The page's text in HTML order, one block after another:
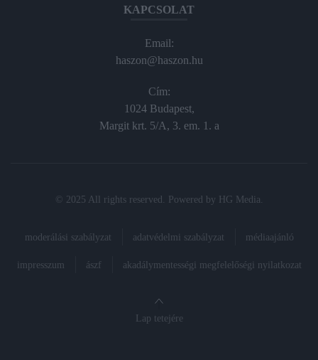
KAPCSOLAT
Email:
haszon@haszon.hu
Cím:
1024 Budapest,
Margit krt. 5/A, 3. em. 1. a
© 2025 All rights reserved. Powered by HG Media
moderálási szabályzat adatvédelmi szabályzat médiaajánló
impresszum ászf akadálymentességi megfelelőségi nyilatkozat
Lap tetejére